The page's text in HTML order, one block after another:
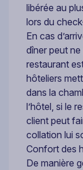
libérée au
lors du
En cas
dîner peut ne
restaurant
hôteliers
dans la
l’hôtel, si le
client peut
collation lui
Confort des
De manière